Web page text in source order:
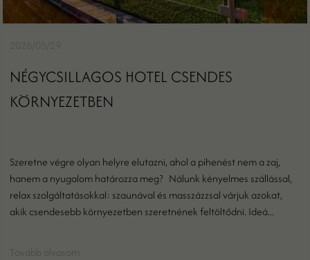
NÉGYCSILLAGOS HOTEL CSENDES
KÖRNYEZETBEN
Szeretne végre olyan helyre elutazni, ahol a pihenést nem a zaj,
hanem a nyugalom határozza meg? Nálunk kényelmes szállással,
relax szolgáltatásokkal: szaunával és masszázzsal várjuk azokat,
akik csendesebb környezetben szeretnének feltöltődni. Ideá...
Tovább olvasom